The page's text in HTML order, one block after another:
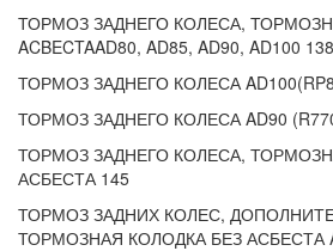
ТОРМОЗ ЗАДНЕГО КОЛЕСА,
ACBECTAAD80, AD85, AD90, AD100 138
ТОРМОЗ ЗАДНЕГО КОЛЕСА
ТОРМОЗ ЗАДНЕГО КОЛЕСА AD90
ТОРМОЗ ЗАДНЕГО КОЛЕСА,
АСБЕСТА 145
ТОРМОЗ ЗАДНИХ КОЛЕС,
ТОРМОЗНАЯ КОЛОДКА БЕЗ АСБЕСТА